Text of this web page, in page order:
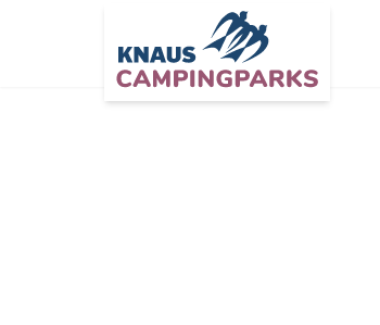
Zum Hauptinhalt springen